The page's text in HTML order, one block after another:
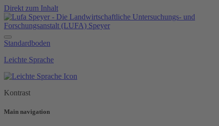
Direkt zum Inhalt
Standardboden
Leichte Sprache
Kontrast
Main navigation